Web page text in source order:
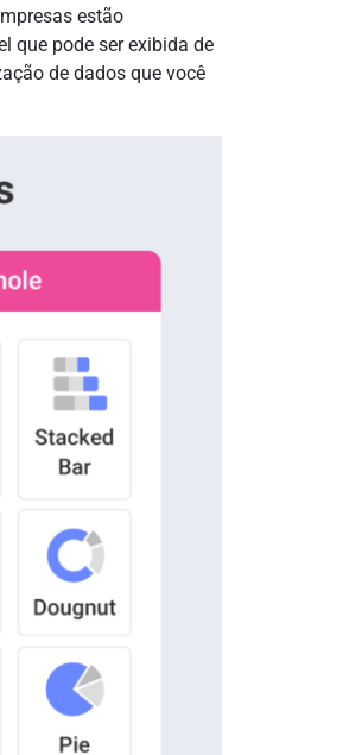
estão
que pode ser exibida de
de dados que você